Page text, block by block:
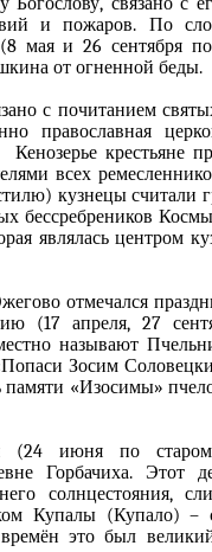
и пожаров. По
мая и 26 сентября
от огненной беды.
с почитанием
православная
крестьяне
всех
кузнецы считали
бессребреников
являлась центром
отмечался
(17 апреля, 27
называют
Зосим
«Изосимы»
(24 июня по
Горбачиха. Этот
солнцестояния,
Купалы (Купало) –
это был